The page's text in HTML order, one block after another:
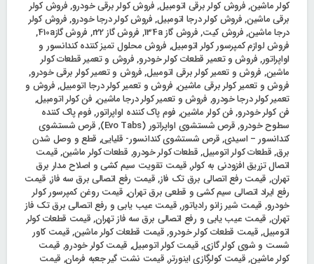
کولر ماشین,فروش کولر برقی اتومبیل,فروش کولر برقی خودرو,فروش کولر
برقی ماشین,فروش کولر درجا اتومبیل,فروش کولر درجا خودرو,فروش کولر
درجا ماشین,فروش کیت,فروش گاز 134a , فروش گاز r22 , فروش گاز410a
,
فروش لوازم کمپرسور کولر اتومبیل, فروش محلول تمیز کننده کندانسور و
اواپراتور,فروش و تعمیر قطعات کولر خودرو,فروش و تعمیر قطعات کولر
ماشین, فروش و تعمیر کولر برقی اتومبیل,فروش و تعمیر کولر برقی خودرو,
فروش و تعمیر کولر برقی ماشین, فروش و تعمیر کولر درجا اتومبیل,فروش و
تعمیر کولر درجا خودرو, فروش و تعمیر کولر درجا ماشین, فن کولر اتومبیل,
فن کولر خودرو,فن کولر ماشین, فوم پاک کننده اواپراتور,فوم پاک کننده
سطوح خودرو,قرص شستشوی اواپراتور (Evo Tabs) ,قرص شستشوی
کندانسور – اسیدی,قرص شستشوی کندانسور- قلیایی, قطع و وصل شدن
برق,قطعات کولر اتومبیل,قطعات کولر خودرو, قطعات کولر ماشین,قیمت
اتصال تزریق افزودنی به کولر,قیمت تقویت سیم کشی و اصلاح مدار برق
تهران, قیمت رفع اتصالی برق تک فاز,قیمت رفع اتصالی برق سه فاز, قیمت
رفع ایراد اتصالی سیم کشی و قطعی برق تهران, قیمت روغن کمپرسور کولر
خودرو, قیمت شیر زانو رادیاتور,قیمت عیب یابی و رفع اتصالی برق تک فاز
تهران, قیمت عیب یابی و رفع اتصالی برق سه فاز تهران,قیمت قطعات کولر
اتومبیل,قیمت قطعات کولر خودرو,قیمت قطعات کولر ماشین,قیمت کاور
شست و شوی کولر گازی,قیمت کولر اتومبیل, قیمت کولر خودرو, قیمت
کولر ماشین,قیمت کولرگازی اینورتر,قیمت نشت گیر جعبه فرمان, قیمت